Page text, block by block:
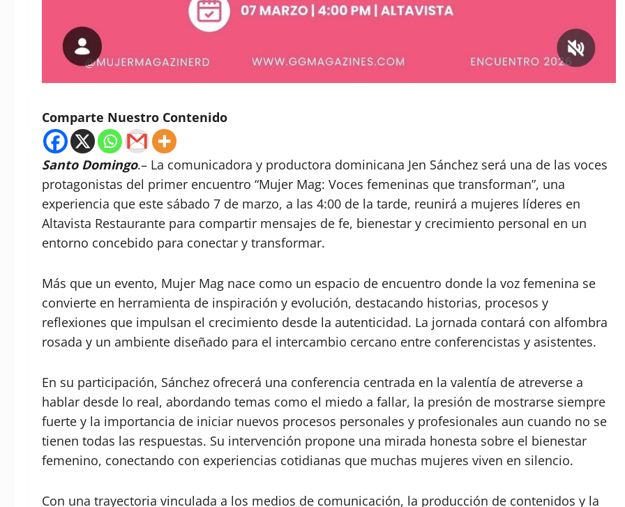
Comparte Nuestro Contenido
Santo Domingo.– La comunicadora y productora dominicana Jen Sánchez será una de las voces
protagonistas del primer encuentro “Mujer Mag: Voces femeninas que transforman”, una
experiencia que este sábado 7 de marzo, a las 4:00 de la tarde, reunirá a mujeres líderes en
Altavista Restaurante para compartir mensajes de fe, bienestar y crecimiento personal en un
entorno concebido para conectar y transformar.
Más que un evento, Mujer Mag nace como un espacio de encuentro donde la voz femenina se
convierte en herramienta de inspiración y evolución, destacando historias, procesos y
reflexiones que impulsan el crecimiento desde la autenticidad. La jornada contará con alfombra
rosada y un ambiente diseñado para el intercambio cercano entre conferencistas y asistentes.
En su participación, Sánchez ofrecerá una conferencia centrada en la valentía de atreverse a
hablar desde lo real, abordando temas como el miedo a fallar, la presión de mostrarse siempre
fuerte y la importancia de iniciar nuevos procesos personales y profesionales aun cuando no se
tienen todas las respuestas. Su intervención propone una mirada honesta sobre el bienestar
femenino, conectando con experiencias cotidianas que muchas mujeres viven en silencio.
Con una trayectoria vinculada a los medios de comunicación, la producción de contenidos y la